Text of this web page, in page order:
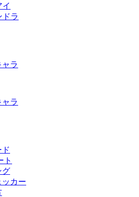
イ
ドラ
ラ
ラ
ト
グ
ッカー